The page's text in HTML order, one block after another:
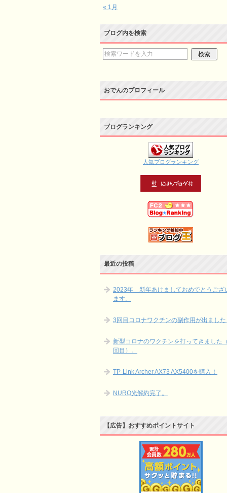
« 1月
ブログ内を検索
おでんのプロフィール
ブログランキング
人気ブログランキング
最近の投稿
2023年 新年あけましておめでとうござ
ます。
3回目コロナワクチンの副作用が出まし
新型コロナのワクチンを打ってきました
回目）。
TP-Link Archer AX73 AX5400を購入！
NURO光解約完了。
【広告】おすすめポイントサイト